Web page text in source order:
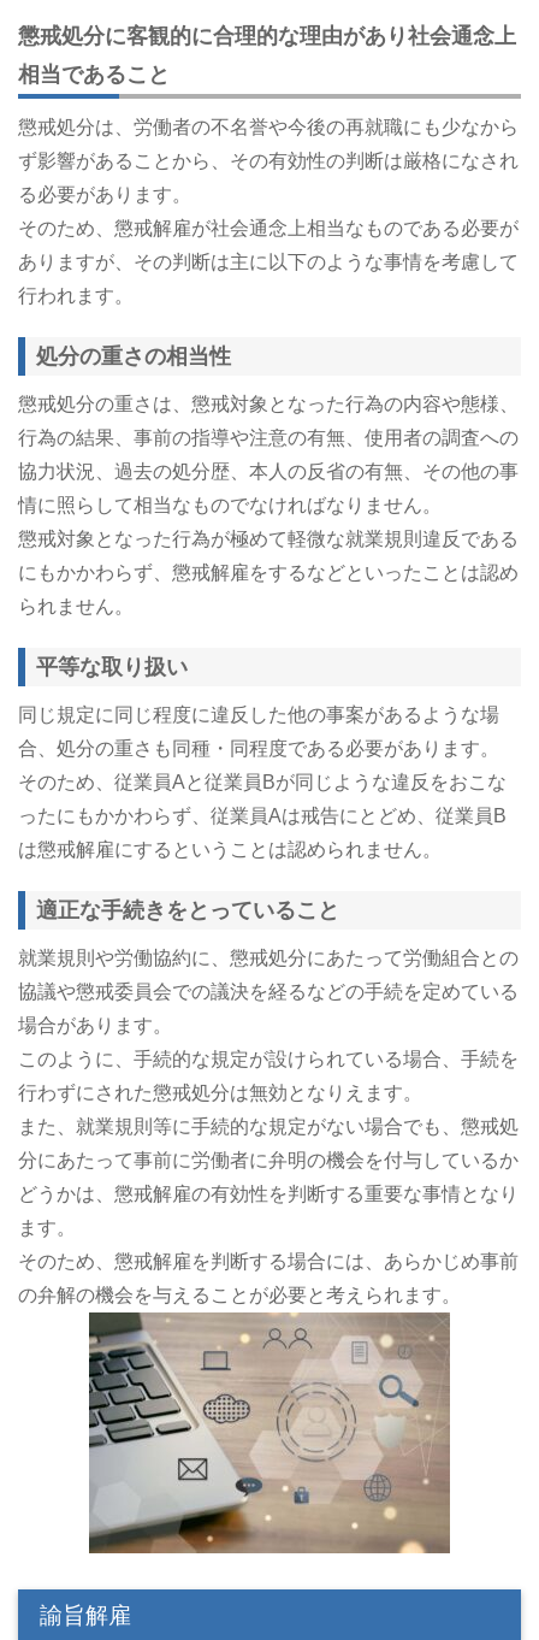
懲戒処分に客観的に合理的な理由があり社会通念上
相当であること
懲戒処分は、労働者の不名誉や今後の再就職にも少なから
ず影響があることから、その有効性の判断は厳格になされ
る必要があります。
そのため、懲戒解雇が社会通念上相当なものである必要が
ありますが、その判断は主に以下のような事情を考慮して
行われます。
処分の重さの相当性
懲戒処分の重さは、懲戒対象となった行為の内容や態様、
行為の結果、事前の指導や注意の有無、使用者の調査への
協力状況、過去の処分歴、本人の反省の有無、その他の事
情に照らして相当なものでなければなりません。
懲戒対象となった行為が極めて軽微な就業規則違反である
にもかかわらず、懲戒解雇をするなどといったことは認め
られません。
平等な取り扱い
同じ規定に同じ程度に違反した他の事案があるような場
合、処分の重さも同種・同程度である必要があります。
そのため、従業員Aと従業員Bが同じような違反をおこな
ったにもかかわらず、従業員Aは戒告にとどめ、従業員B
は懲戒解雇にするということは認められません。
適正な手続きをとっていること
就業規則や労働協約に、懲戒処分にあたって労働組合との
協議や懲戒委員会での議決を経るなどの手続を定めている
場合があります。
このように、手続的な規定が設けられている場合、手続を
行わずにされた懲戒処分は無効となりえます。
また、就業規則等に手続的な規定がない場合でも、懲戒処
分にあたって事前に労働者に弁明の機会を付与しているか
どうかは、懲戒解雇の有効性を判断する重要な事情となり
ます。
そのため、懲戒解雇を判断する場合には、あらかじめ事前
の弁解の機会を与えることが必要と考えられます。
諭旨解雇